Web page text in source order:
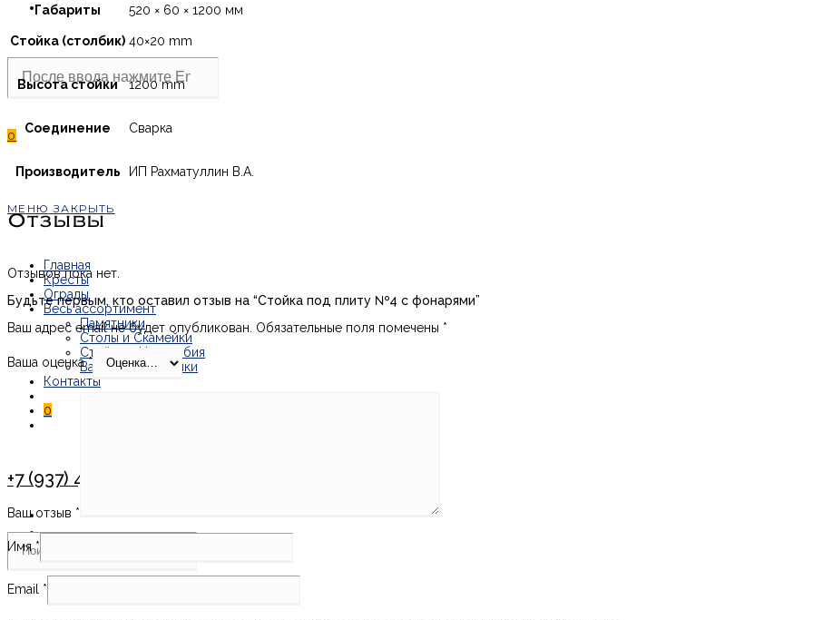
this
website
0
МЕНЮ ЗАКРЫТЬ
Главная
Кресты
Ограды
Весь ассортимент
Памятники
Столы и Скамейки
Стойки и Надгробия
Вазоны и Цветники
Контакты
0
+7 (937) 425-93-25
Габариты
520 × 60 × 1200 мм
Стойка (столбик) 40×20 mm
Высота стойки 1200 mm
Соединение Сварка
Производитель ИП Рахматуллин В.А.
Отзывы
Отзывов пока нет.
Будьте первым, кто оставил отзыв на “Стойка под плиту №4 с фонарями”
Ваш адрес email не будет опубликован. Обязательные поля помечены *
Ваша оценка*
Ваш отзыв *
Имя*
Email *